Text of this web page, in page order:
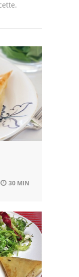
30 MIN